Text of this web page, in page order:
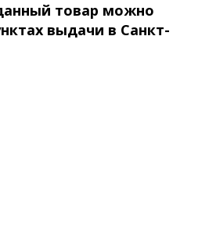
1 430 ₽
товар можно
выдачи в Санкт-